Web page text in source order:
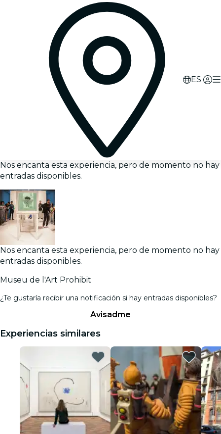
ES
Nos encanta esta experiencia, pero de momento no hay
entradas disponibles.
Nos encanta esta experiencia, pero de momento no hay
entradas disponibles.
Museu de l'Art Prohibit
¿Te gustaría recibir una notificación si hay entradas disponibles?
Avisadme
Experiencias similares